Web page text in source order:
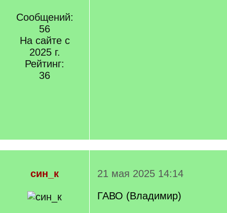
Сообщений:
56
На сайте с
2025 г.
Рейтинг:
36
син_к
21 мая 2025 14:14
ГАВО (Владимир)